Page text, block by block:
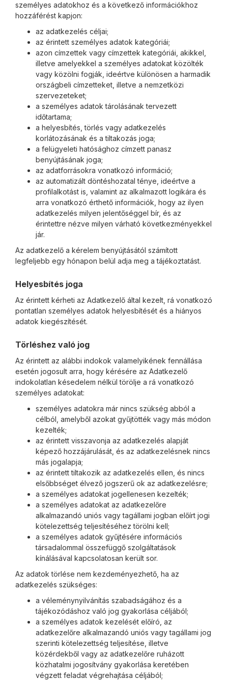
személyes adatokhoz és a következő információkhoz
hozzáférést kapjon:
az adatkezelés céljai;
az érintett személyes adatok kategóriái;
azon címzettek vagy címzettek kategóriái, akikkel,
illetve amelyekkel a személyes adatokat közölték
vagy közölni fogják, ideértve különösen a harmadik
országbeli címzetteket, illetve a nemzetközi
szervezeteket;
a személyes adatok tárolásának tervezett
időtartama;
a helyesbítés, törlés vagy adatkezelés
korlátozásának és a tiltakozás joga;
a felügyeleti hatósághoz címzett panasz
benyújtásának joga;
az adatforrásokra vonatkozó információ;
az automatizált döntéshozatal ténye, ideértve a
profilalkotást is, valamint az alkalmazott logikára és
arra vonatkozó érthető információk, hogy az ilyen
adatkezelés milyen jelentőséggel bír, és az
érintettre nézve milyen várható következményekkel
jár.
Az adatkezelő a kérelem benyújtásától számított
legfeljebb egy hónapon belül adja meg a tájékoztatást.
Helyesbítés joga
Az érintett kérheti az Adatkezelő által kezelt, rá vonatkozó
pontatlan személyes adatok helyesbítését és a hiányos
adatok kiegészítését.
Törléshez való jog
Az érintett az alábbi indokok valamelyikének fennállása
esetén jogosult arra, hogy kérésére az Adatkezelő
indokolatlan késedelem nélkül törölje a rá vonatkozó
személyes adatokat:
személyes adatokra már nincs szükség abból a
célból, amelyből azokat gyűjtötték vagy más módon
kezelték;
az érintett visszavonja az adatkezelés alapját
képező hozzájárulását, és az adatkezelésnek nincs
más jogalapja;
az érintett tiltakozik az adatkezelés ellen, és nincs
elsőbbséget élvező jogszerű ok az adatkezelésre;
a személyes adatokat jogellenesen kezelték;
a személyes adatokat az adatkezelőre
alkalmazandó uniós vagy tagállami jogban előírt jogi
kötelezettség teljesítéséhez törölni kell;
a személyes adatok gyűjtésére információs
társadalommal összefüggő szolgáltatások
kínálásával kapcsolatosan került sor.
Az adatok törlése nem kezdeményezhető, ha az
adatkezelés szükséges:
a véleménynyilvánítás szabadságához és a
tájékozódáshoz való jog gyakorlása céljából;
a személyes adatok kezelését előíró, az
adatkezelőre alkalmazandó uniós vagy tagállami jog
szerinti kötelezettség teljesítése, illetve
közérdekből vagy az adatkezelőre ruházott
közhatalmi jogosítvány gyakorlása keretében
végzett feladat végrehajtása céljából;